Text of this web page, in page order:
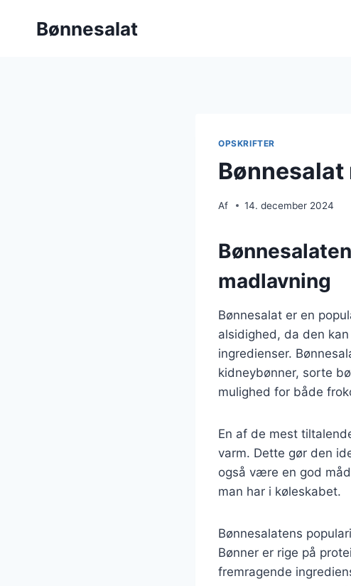
Bønnesalat
OPSKRIFTER
Bønnesalat
Af 14. december 2024
madlavning
Bønnesalat er en
alsidighed, da den
ingredienser.
kidneybønner, sorte
mulighed for både
En af de mest
varm. Dette gør den
også være en god
man har i køleskabet.
Bønnesalatens
Bønner er rige på
fremragende